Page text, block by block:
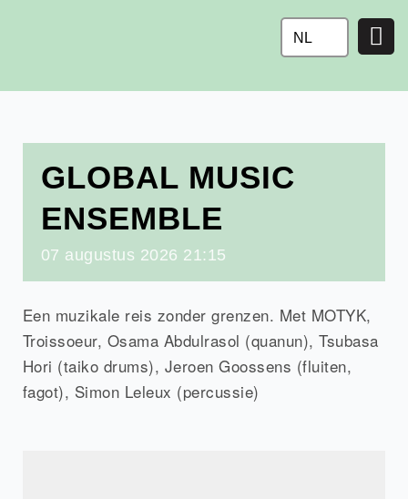
NL
GLOBAL MUSIC
ENSEMBLE
07 augustus 2026 21:15
Een muzikale reis zonder grenzen. Met MOTYK,
Troissoeur, Osama Abdulrasol (quanun), Tsubasa
Hori (taiko drums), Jeroen Goossens (fluiten,
fagot), Simon Leleux (percussie)